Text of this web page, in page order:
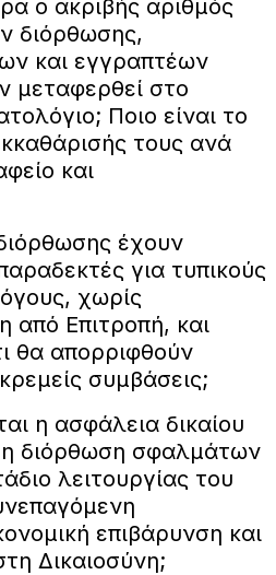
ο ακριβής αριθμός
διόρθωσης,
και εγγραπτέων
μεταφερθεί στο
Ποιο είναι το
τους ανά
και
έχουν
για τυπικούς
χωρίς
από Επιτροπή, και
θα απορριφθούν
συμβάσεις;
η ασφάλεια δικαίου
διόρθωση σφαλμάτων
λειτουργίας του
επιβάρυνση και
Δικαιοσύνη;